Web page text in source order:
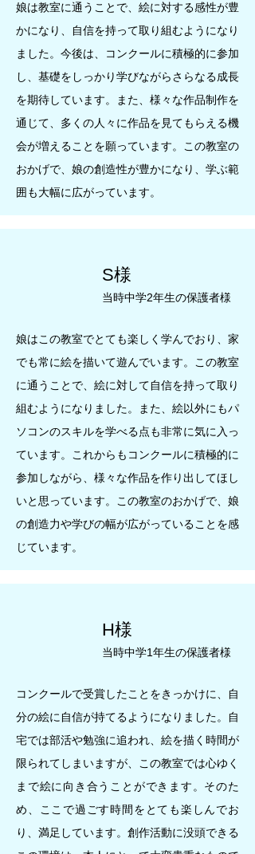
娘は教室に通うことで、絵に対する感性が豊
かになり、自信を持って取り組むようになり
ました。今後は、コンクールに積極的に参加
し、基礎をしっかり学びながらさらなる成長
を期待しています。また、様々な作品制作を
通じて、多くの人々に作品を見てもらえる機
会が増えることを願っています。この教室の
おかげで、娘の創造性が豊かになり、学ぶ範
囲も大幅に広がっています。
S様
当時中学2年生の保護者様
娘はこの教室でとても楽しく学んでおり、家
でも常に絵を描いて遊んでいます。この教室
に通うことで、絵に対して自信を持って取り
組むようになりました。また、絵以外にもパ
ソコンのスキルを学べる点も非常に気に入っ
ています。これからもコンクールに積極的に
参加しながら、様々な作品を作り出してほし
いと思っています。この教室のおかげで、娘
の創造力や学びの幅が広がっていることを感
じています。
H様
当時中学1年生の保護者様
コンクールで受賞したことをきっかけに、自
分の絵に自信が持てるようになりました。自
宅では部活や勉強に追われ、絵を描く時間が
限られてしまいますが、この教室では心ゆく
まで絵に向き合うことができます。そのた
め、ここで過ごす時間をとても楽しんでお
り、満足しています。創作活動に没頭できる